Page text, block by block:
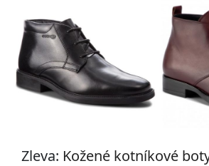
Zleva: Kožené kotníkové